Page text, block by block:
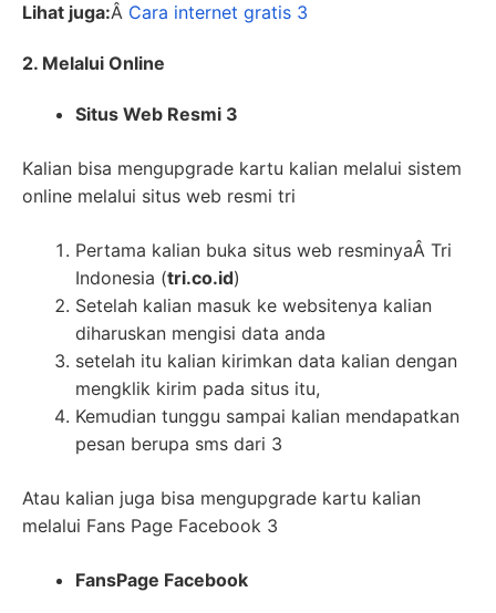
Lihat juga:Â Cara internet gratis 3
2. Melalui Online
Situs Web Resmi 3
Kalian bisa mengupgrade kartu kalian melalui sistem
online melalui situs web resmi tri
Pertama kalian buka situs web resminyaÂ Tri
Indonesia (tri.co.id)
Setelah kalian masuk ke websitenya kalian
diharuskan mengisi data anda
setelah itu kalian kirimkan data kalian dengan
mengklik kirim pada situs itu,
Kemudian tunggu sampai kalian mendapatkan
pesan berupa sms dari 3
Atau kalian juga bisa mengupgrade kartu kalian
melalui Fans Page Facebook 3
FansPage Facebook